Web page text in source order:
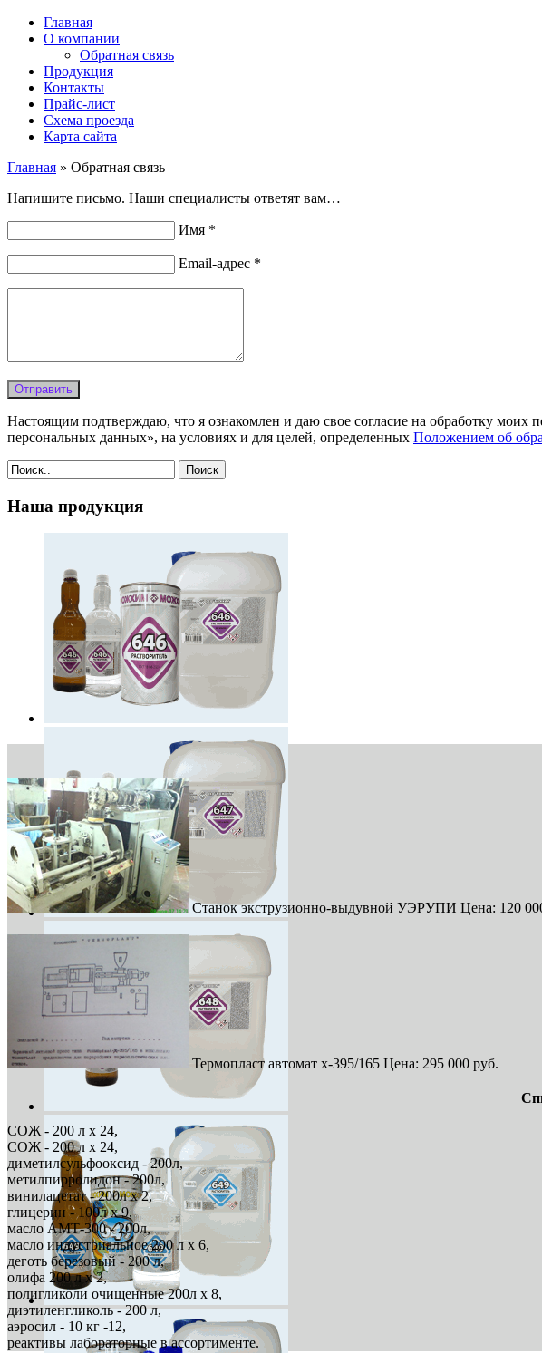
Главная
О компании
Обратная связь
Продукция
Контакты
Прайс-лист
Схема проезда
Карта сайта
Главная » Обратная связь
Напишите письмо. Наши специалисты ответят вам…
Имя *
Email-адрес *
Отправить
Настоящим подтверждаю, что я ознакомлен и даю свое согласие на обработку
персональных данных», на условиях и для целей, определенных Положением об
Поиск
Наша продукция
Станок экструзионно-выдувной УЭРУПИ Цена: 120
Термопласт автомат х-395/165 Цена: 295 000 руб.
СОЖ - 200 л х 24,
СОЖ - 200 л х 24,
диметилсульфооксид - 200л,
метилпирролидон - 200л,
винилацетат - 200л х 2,
глицерин - 100л х 9,
масло АМТ-300 - 200л,
масло индустриальное 200 л х 6,
деготь березовый - 200 л,
олифа 200 л х 2,
полигликоли очищенные 200л х 8,
диэтиленгликоль - 200 л,
аэросил - 10 кг -12,
реактивы лабораторные в ассортименте.